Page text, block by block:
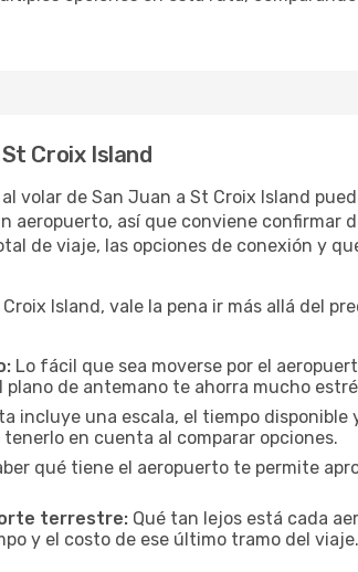
Croix Island
volar de San Juan a St Croix Island
aeropuerto, así que conviene confirmar
de viaje, las opciones de conexión y
Island, vale la pena ir más allá del
Lo fácil que sea moverse por el
de antemano te ahorra mucho
incluye una escala, el tiempo
en cuenta al comparar opciones.
qué tiene el aeropuerto te permite
terrestre: Qué tan lejos está cada
y el costo de ese último tramo del